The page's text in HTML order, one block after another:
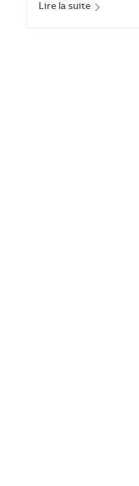
Lire la suite